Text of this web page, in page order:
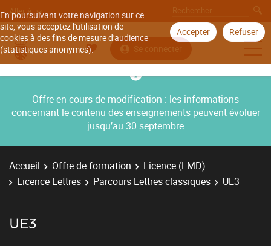
En poursuivant votre navigation sur ce
site, vous acceptez l'utilisation de
cookies à des fins de mesure d'audience
(statistiques anonymes).
Accepter Refuser
Aller à
Se connecter
Offre en cours de modification : les informations
concernant le contenu des enseignements peuvent évoluer
jusqu’au 30 septembre
Accueil Offre de formation
Licence (LMD)
Licence Lettres
Parcours Lettres classiques UE3
UE3